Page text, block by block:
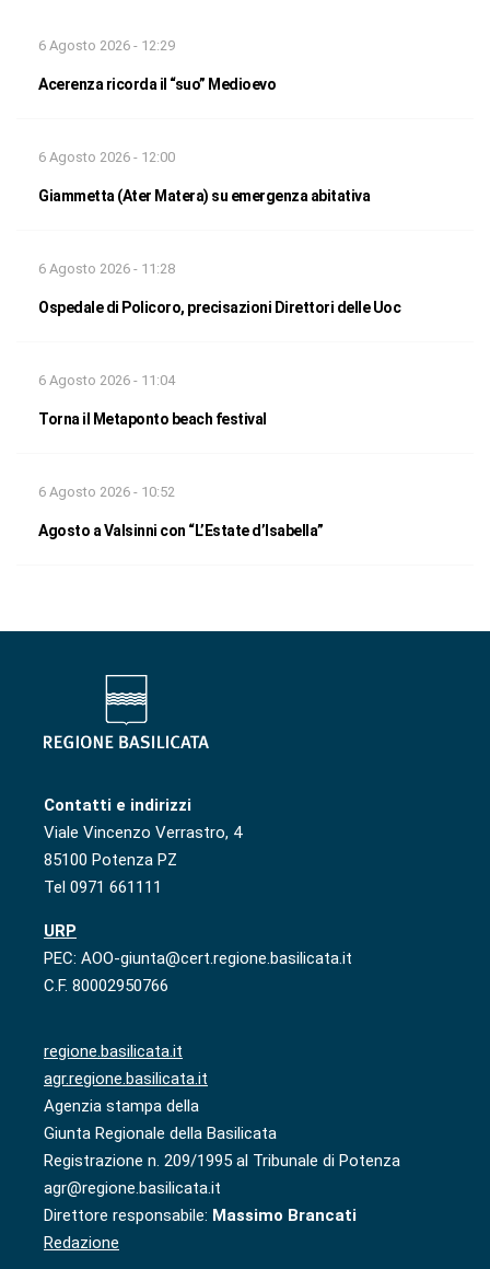
6 Agosto 2026 - 12:29
Acerenza ricorda il “suo” Medioevo
6 Agosto 2026 - 12:00
Giammetta (Ater Matera) su emergenza abitativa
6 Agosto 2026 - 11:28
Ospedale di Policoro, precisazioni Direttori delle Uoc
6 Agosto 2026 - 11:04
Torna il Metaponto beach festival
6 Agosto 2026 - 10:52
Agosto a Valsinni con “L’Estate d’Isabella”
Contatti e indirizzi
Viale Vincenzo Verrastro, 4
85100 Potenza PZ
Tel 0971 661111
URP
PEC: AOO-giunta@cert.regione.basilicata.it
C.F. 80002950766
regione.basilicata.it
agr.regione.basilicata.it
Agenzia stampa della
Giunta Regionale della Basilicata
Registrazione n. 209/1995 al Tribunale di Potenza
agr@regione.basilicata.it
Direttore responsabile: Massimo Brancati
Redazione